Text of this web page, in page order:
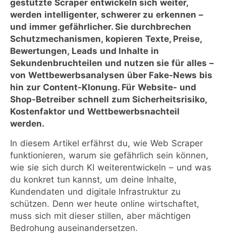
gestützte Scraper entwickeln sich weiter,
werden intelligenter, schwerer zu erkennen –
und immer gefährlicher. Sie durchbrechen
Schutzmechanismen, kopieren Texte, Preise,
Bewertungen, Leads und Inhalte in
Sekundenbruchteilen und nutzen sie für alles –
von Wettbewerbsanalysen über Fake-News bis
hin zur Content-Klonung. Für Website- und
Shop-Betreiber schnell zum Sicherheitsrisiko,
Kostenfaktor und Wettbewerbsnachteil
werden.
In diesem Artikel erfährst du, wie Web Scraper
funktionieren, warum sie gefährlich sein können,
wie sie sich durch KI weiterentwickeln – und was
du konkret tun kannst, um deine Inhalte,
Kundendaten und digitale Infrastruktur zu
schützen. Denn wer heute online wirtschaftet,
muss sich mit dieser stillen, aber mächtigen
Bedrohung auseinandersetzen.